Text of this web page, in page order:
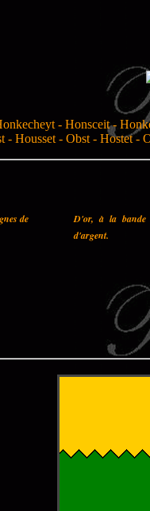
- Honsceit -
- Housset - Obst - Hostet -
de
D'or, à la bande
d'argent.